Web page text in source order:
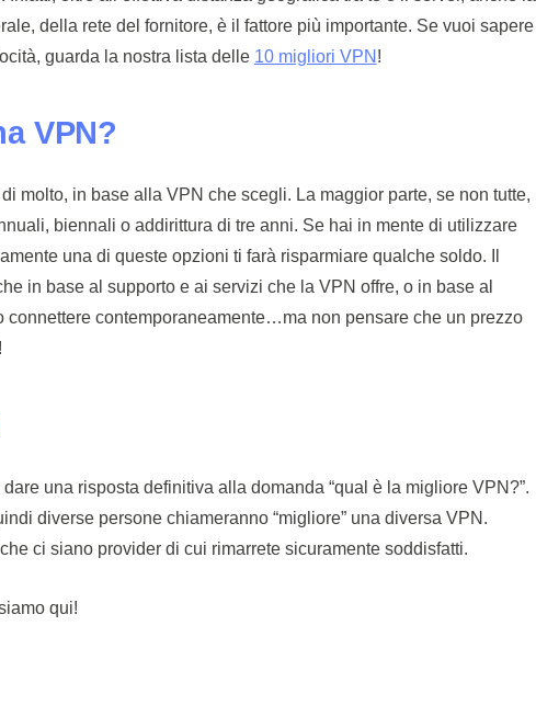
della rete del fornitore, è il fattore più importante. Se vuoi sapere
guarda la nostra lista delle 10 migliori VPN !
VPN?
molto, in base alla VPN che scegli. La maggior parte, se non tutte,
biennali o addirittura di tre anni. Se hai in mente di utilizzare
una di queste opzioni ti farà risparmiare qualche soldo. Il
in base al supporto e ai servizi che la VPN offre, o in base al
connettere contemporaneamente…ma non pensare che un prezzo
una risposta definitiva alla domanda “qual è la migliore VPN?”.
diverse persone chiameranno “migliore” una diversa VPN.
ci siano provider di cui rimarrete sicuramente soddisfatti.
qui!